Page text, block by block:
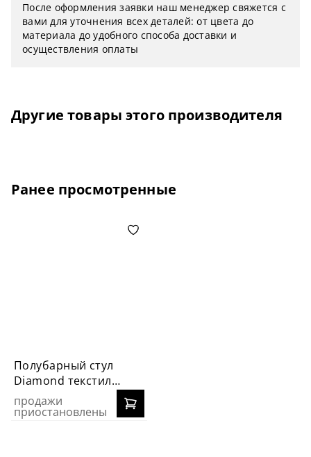
После оформления заявки наш менеджер свяжется с
вами для уточнения всех деталей: от цвета до
материала до удобного способа доставки и
осуществления оплаты
Другие товары этого производителя
Ранее просмотренные
Полубарный стул
Diamond текстиль
(серый)
продажи
приостановлены